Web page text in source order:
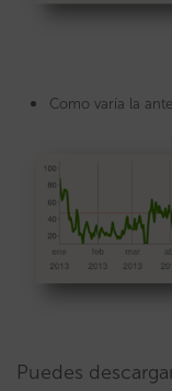
Como varía la
Puedes